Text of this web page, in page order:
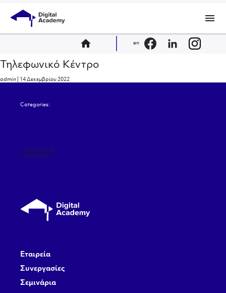
menu
home en
Τηλεφωνικό Κέντρο
admin 14 Δεκεμβρίου 2022
Categories:
Πλοήγηση
άρθρων
← Κλήση VoIP
Taxaki App →
Εταιρεία
Συνεργασίες
Σεμινάρια